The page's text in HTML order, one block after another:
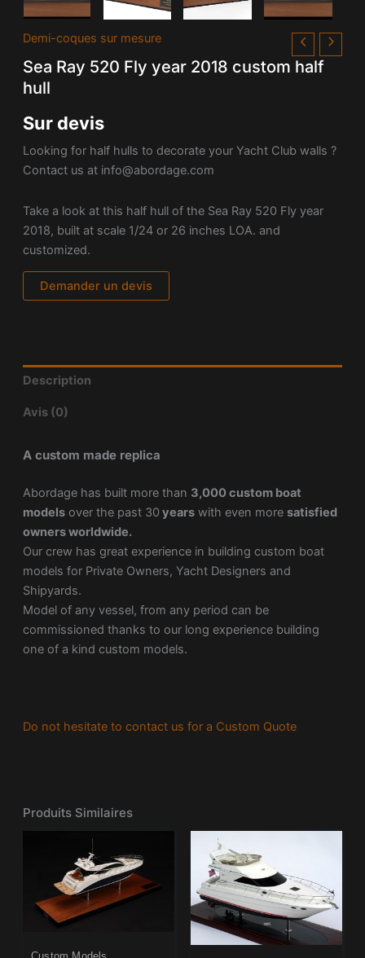
Demi-coques sur mesure
Sea Ray 520 Fly year 2018 custom half
hull
Sur devis
Looking for half hulls to decorate your Yacht Club walls ?
Contact us at info@abordage.com
Take a look at this half hull of the Sea Ray 520 Fly year
2018, built at scale 1/24 or 26 inches LOA. and
customized.
Demander un devis
Description
Avis (0)
A custom made replica
Abordage has built more than 3,000 custom boat
modelsover the past 30 yearswith even more satisfied
owners worldwide.
Our crew has great experience in building custom boat
models for Private Owners, Yacht Designers and
Shipyards.
Model of any vessel, from any period can be
commissioned thanks to our long experience building
one of a kind custom models.
Do not hesitate to contact us for a Custom Quote
Produits Similaires